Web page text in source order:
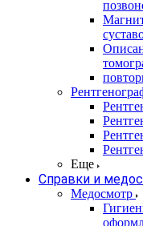
Еще
Справки и
Медосмотр